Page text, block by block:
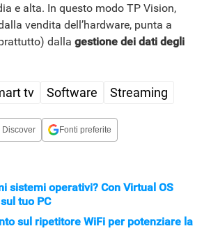
e alta. In questo modo TP Vision,
vendita dell’hardware, punta a
dalla gestione dei dati degli
tv Software Streaming
Discover Fonti preferite
sistemi operativi? Con Virtual OS
tuo PC
sul ripetitore WiFi per potenziare la